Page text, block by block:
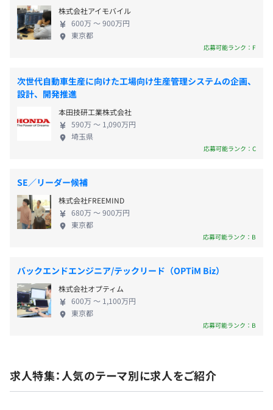
【開発環境】
パブリッククラウド: AWS, GCP
開発言語: Go, Python, Javascript, TypeScript など
構成管理: Terraform, Helm など
コンテナオーケストレーション: Kubernetes（GKE,
CI / CD: Gitlab CI, ArgoCD, GitHub, GitLab など
監視: Cloudwatch, Cloud Operations, ElasticStack,
DataDog, Prometheus など
インシデント管理: PagerDuty
その他: Jira, Mattermost, Asana, Slack, Notion
【希望者には以下を配布】
・ 有償IDE（IntelliJ）の希望者への配布
・ ChatGPT（API）の希望者への配布
交通費支給（当社規定による）
各種社会保険完備（雇用保険・労災保険・健康保険・厚生
無期雇用
なく、ともにサービスを創り上げていくことが可能
です。 ◆◆組織強化について◆◆ スリーシェイク
は、総額14億円の資金調達を終え、年170%成長を続
け事業が急拡大し、テックがマネタイズする過程を
は明確にしながらも、役割は柔軟にし、チーム全員
で結果を連続して達成できる体制を目指し、再現
性、専門性、効率性の高い組織に昇華していくこと
が課題です。 ビジネスとエンジニアが一緒に創り上
げていく雰囲気が強く、型にハマらないスリーシェ
イクで挑戦したい方、ご連絡をお待ちしています！
株式会社アイモバイル
600万 〜 900万円
東京都
応募可能ランク：F
次世代自動車生産に向けた工場向け生産管理システムの企画、
設計、開発推進
本田技研工業株式会社
590万 〜 1,090万円
埼玉県
応募可能ランク：C
SE／リーダー候補
株式会社FREEMIND
680万 〜 900万円
東京都
応募可能ランク：B
バックエンドエンジニア/テックリード（OPTiM Biz）
株式会社オプティム
600万 〜 1,100万円
東京都
応募可能ランク：B
求人特集：人気のテーマ別に求人をご紹介